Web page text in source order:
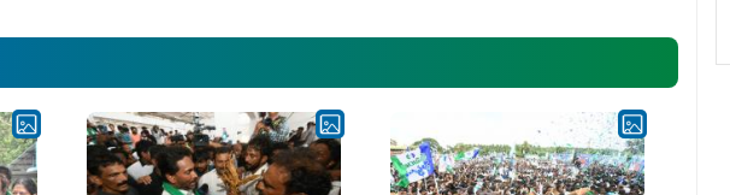
ఎమ్మెల్యేలు, ఎంపీల స‌మావేశం